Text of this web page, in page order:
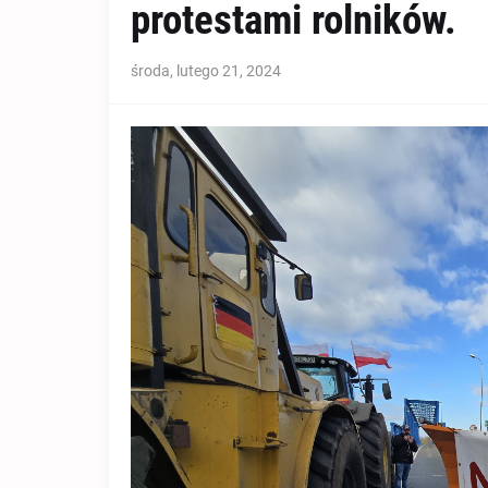
protestami rolników.
środa, lutego 21, 2024